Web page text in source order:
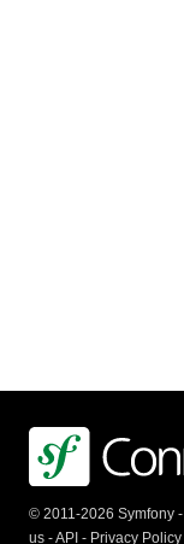
© 2011-2026 Symfony -
us -API - Privacy Policy